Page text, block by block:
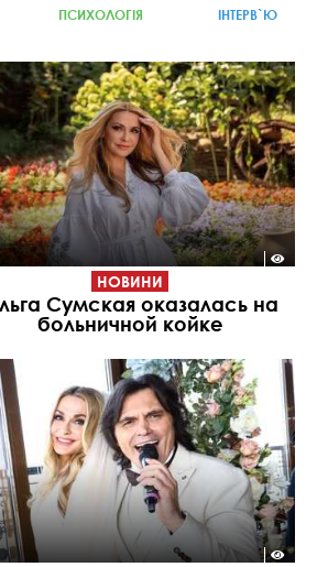
ПСИХОЛОГІЯ ІНТЕРВ`Ю
НОВИНИ
Сумская оказалась на
больничной койке